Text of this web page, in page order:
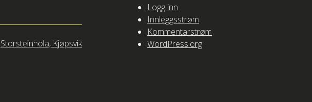
Storsteinhola, Kjøpsvik
Logg inn
Innleggsstrøm
Kommentarstrøm
WordPress.org